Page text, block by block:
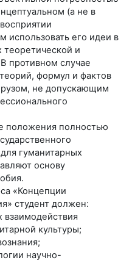
(а не в
использовать его идеи в
и
противном случае
формул и фактов
не допускающим
положения полностью
гуманитарных
основу
«Концепции
студент должен:
взаимодействия
культуры;
научно-